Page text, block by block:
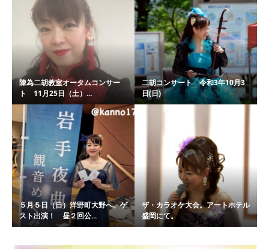
陳為二胡教室オータムコンサー
ト 11月25日（土）...
二胡コンサート 令和3年10月3
日(日)
５月５日（日）洋野町大野へ。ゲ
スト出演！ 昼２回公...
ザ・カラオケ大会。アートホテル
盛岡にて。